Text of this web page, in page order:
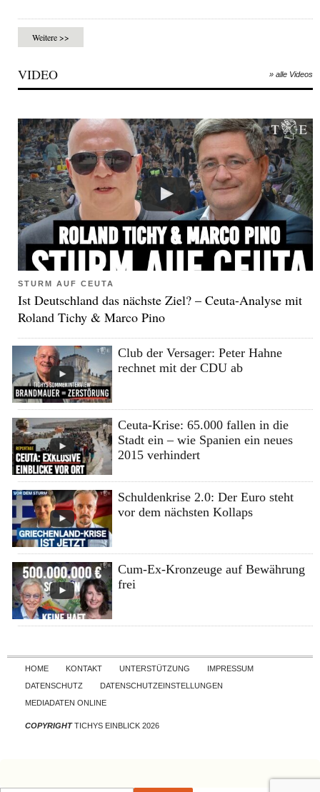
Weitere >>
VIDEO » alle Videos
STURM AUF CEUTA
Ist Deutschland das nächste Ziel? – Ceuta-Analyse mit
Roland Tichy & Marco Pino
Club der Versager: Peter Hahne
rechnet mit der CDU ab
Ceuta-Krise: 65.000 fallen in die
Stadt ein – wie Spanien ein neues
2015 verhindert
Schuldenkrise 2.0: Der Euro steht
vor dem nächsten Kollaps
Cum-Ex-Kronzeuge auf Bewährung
frei
Skip to content
HOME KONTAKT UNTERSTÜTZUNG
IMPRESSUM
DATENSCHUTZ
DATENSCHUTZEINSTELLUNGEN
MEDIADATEN ONLINE
COPYRIGHTTICHYS EINBLICK 2026